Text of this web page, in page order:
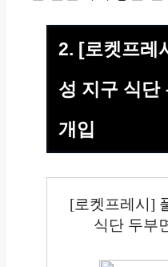
2. [로켓프레
성 지구 식단
개입
[로켓프레시]
식단 두부